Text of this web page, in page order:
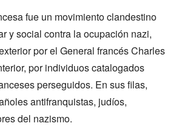
fue un movimiento clandestino
y social contra la ocupación nazi,
por el General francés Charles
por individuos catalogados
perseguidos. En sus filas,
antifranquistas, judíos,
del nazismo.